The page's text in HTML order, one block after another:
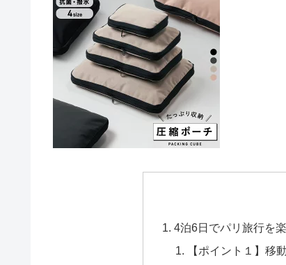
4泊6日でパリ旅行を
【ポイント１】移